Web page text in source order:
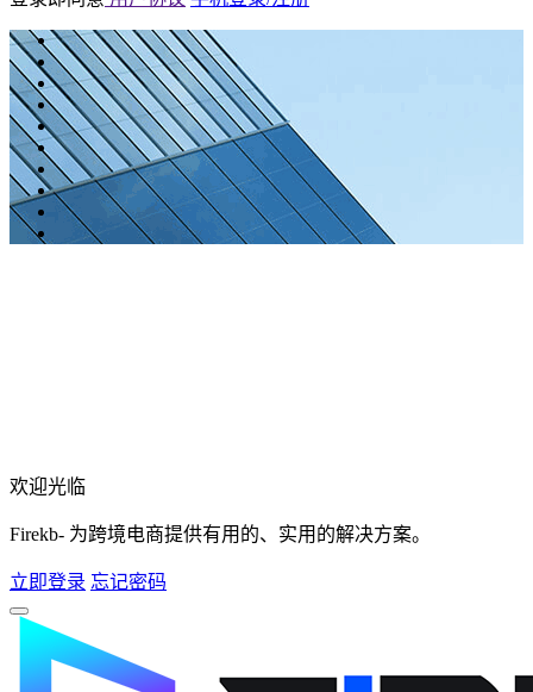
欢迎光临
Firekb- 为跨境电商提供有用的、实用的解决方案。
立即登录 忘记密码